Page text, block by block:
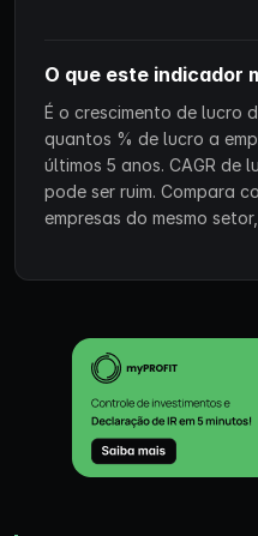
O que este indicador
É o crescimento de lucro
quantos % de lucro a
últimos 5 anos. CAGR de
pode ser ruim. Compara
empresas do mesmo